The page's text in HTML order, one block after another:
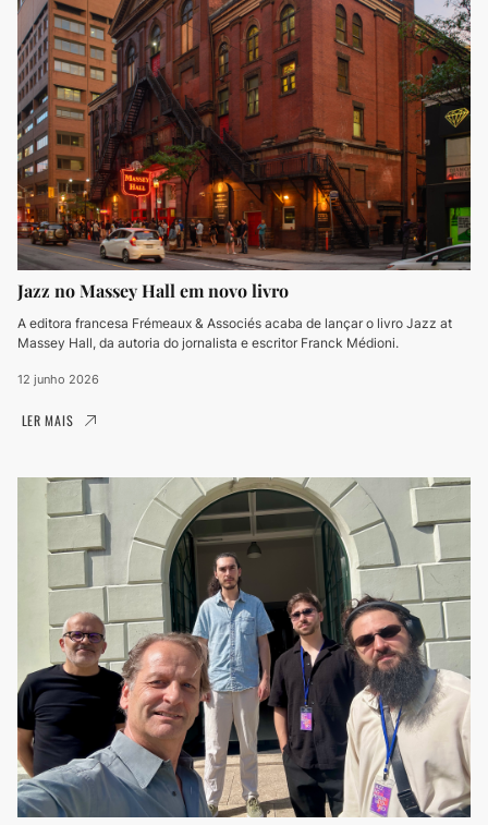
Jazz no Massey Hall em novo livro
A editora francesa Frémeaux & Associés acaba de lançar o livro Jazz at
Massey Hall, da autoria do jornalista e escritor Franck Médioni.
12 junho 2026
LER MAIS